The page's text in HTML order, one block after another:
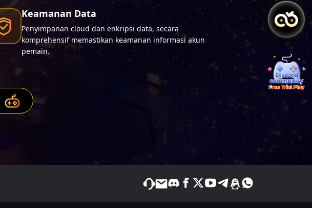
Keamanan Data
Penyimpanan cloud dan enkripsi data, secara
komprehensif memastikan keamanan informasi akun
pemain.